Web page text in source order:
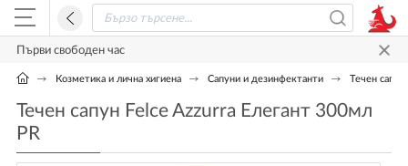
Първи свободен час
Козметика и лична хигиена Сапуни и дезинфектанти Течен
Течен сапун Felce Azzurra Елегант 300мл
PR